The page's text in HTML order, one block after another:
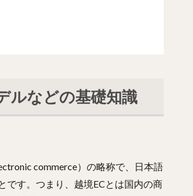
ルなどの基礎知識
commerce）の略称で、日本語
です。つまり、越境ECとは国内の商